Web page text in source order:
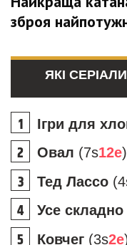
зброя
ЯКІ
Ігри для
Овал (7s12e)
Тед Лассо
Усе складно
Ковчег (3s2e